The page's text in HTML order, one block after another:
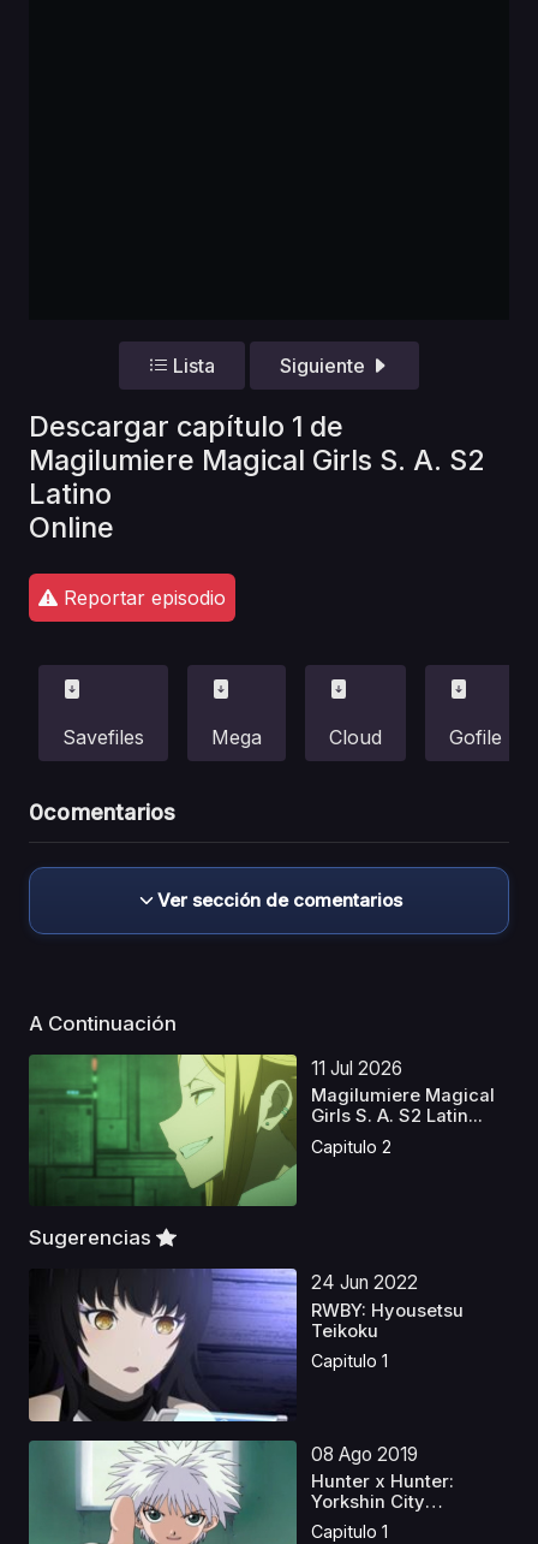
Lista Siguiente
Descargar capítulo 1 de
Magilumiere Magical Girls S. A. S2
Latino
Online
Reportar episodio
Savefiles Mega Cloud Gofile
0comentarios
Ver sección de comentarios
A Continuación
11 Jul 2026
Magilumiere Magical
Girls S. A. S2 Latin...
Capitulo 2
Sugerencias
24 Jun 2022
RWBY: Hyousetsu
Teikoku
Capitulo 1
08 Ago 2019
Hunter x Hunter:
Yorkshin City
Kanketsu-...
Capitulo 1